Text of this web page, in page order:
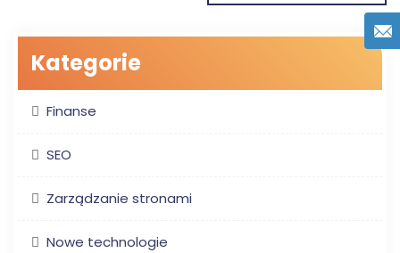
Kategorie
Finanse
SEO
Zarządzanie stronami
Nowe technologie